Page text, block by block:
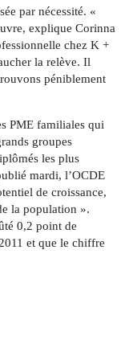
par nécessité. «
explique Corinna
chez K +
la relève. Il
péniblement
PME familiales qui
groupes
les plus
mardi, l’OCDE
de croissance,
la population ».
0,2 point de
et que le chiffre